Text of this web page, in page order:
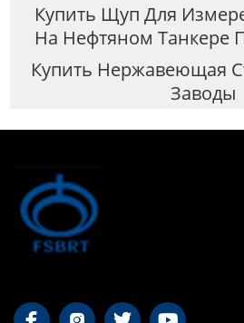
Купить Щуп Для
На Нефтяном Танкере
Купить Нержавеющая
Заводы